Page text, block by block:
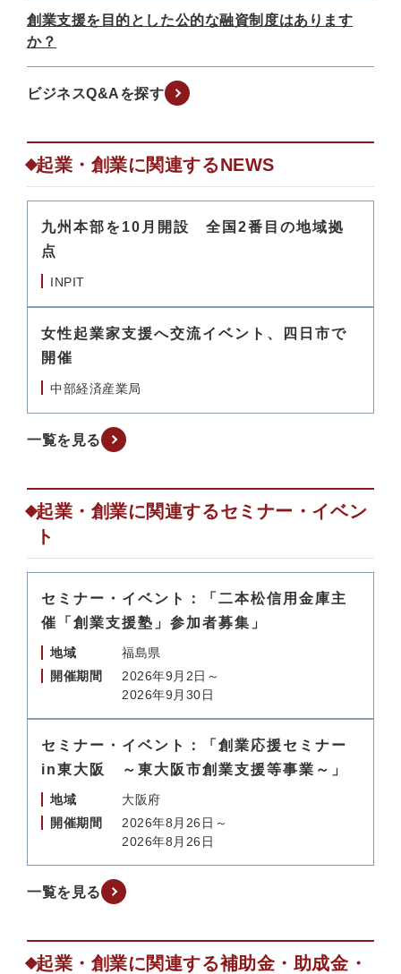
創業支援を目的とした公的な融資制度はあります
か？
ビジネスQ&Aを探す
起業・創業に関連するNEWS
九州本部を10月開設 全国2番目の地域拠
点
INPIT
女性起業家支援へ交流イベント、四日市で
開催
中部経済産業局
一覧を見る
起業・創業に関連するセミナー・イベン
ト
セミナー・イベント：「二本松信用金庫主
催「創業支援塾」参加者募集」
地域
福島県
開催期間
2026年9月2日～
2026年9月30日
セミナー・イベント：「創業応援セミナー
in東大阪 ～東大阪市創業支援等事業～」
地域
大阪府
開催期間
2026年8月26日～
2026年8月26日
一覧を見る
起業・創業に関連する補助金・助成金・